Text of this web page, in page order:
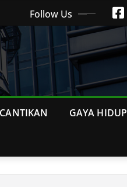
Follow Us
GAYA